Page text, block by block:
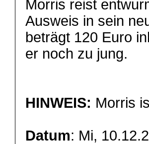
Morris reist
Ausweis in sein
beträgt 120 Euro
er noch zu jung.
HINWEIS: Morris
Datum: Mi,